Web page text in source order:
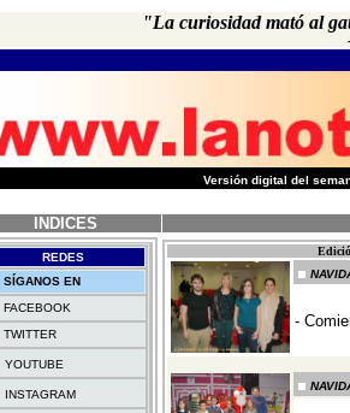
"La curiosidad mató al
Versión digital del
INDICES